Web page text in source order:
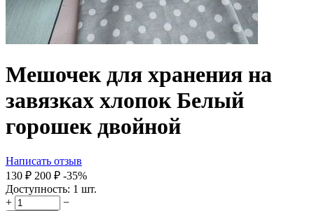
Мешочек для хранения на
завязках хлопок Белый
горошек двойной
Написать отзыв
‍130‍ ₽ ‍200‍ ₽ -35%
Доступность: 1 шт.
+
−